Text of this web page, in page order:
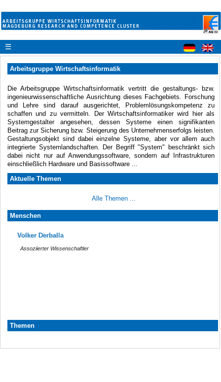
☰
Arbeitsgruppe Wirtschaftsinformatik
Die Arbeitsgruppe Wirtschaftsinformatik vertritt die gestaltungs- bzw.
ingenieurwissenschaftliche Ausrichtung dieses Fachgebiets. Forschung
und Lehre sind darauf ausgerichtet, Problemlösungskompetenz zu
schaffen und zu vermitteln. Der Wirtschaftsinformatiker wird hier als
Systemgestalter angesehen, dessen Systeme einen signifikanten
Beitrag zur Sicherung bzw. Steigerung des Unternehmenserfolgs leisten.
Gestaltungsobjekt sind dabei einzelne Systeme, aber vor allem auch
integrierte Systemlandschaften. Der Begriff "System" beschränkt sich
dabei nicht nur auf Anwendungssoftware, sondern auf Infrastrukturen
einschließlich Hardware und Basissoftware ...
Aktuelle Themen
Alle Themen ...
Menschen
Manuel Arens
Assoziierter Wissenschaftler
Volker Derballa
Assoziierter Wissenschaftler
Themen